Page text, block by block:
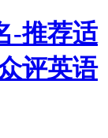
-推荐适
评英语